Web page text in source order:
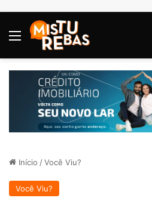
Menu
Início /Você Viu?
Você Viu?